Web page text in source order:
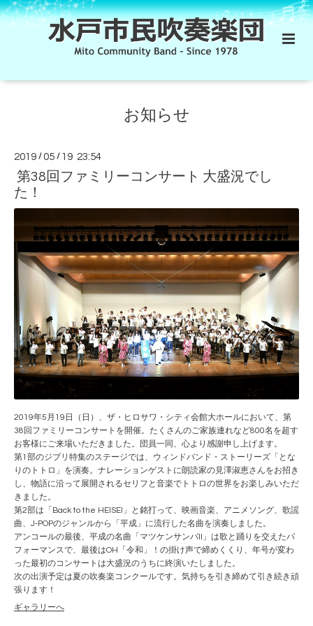
お知らせ
2019 /05 / 19 23:54
第38回ファミリーコンサート 大盛況でし
た！
2019年5月19日（日）、ザ・ヒロサワ・シティ会館大ホールにおいて、第
38回ファミリーコンサートを開催。たくさんのご家族連れなど800名を超す
お客様にご来場いただきました。団員一同、心より感謝申し上げます。
第1部のジブリ特集のステージでは、ウィンドバンド・ストーリーズ「とな
りのトトロ」を演奏。ナレーションゲストに朗読家の見澤淑恵さんをお招き
し、物語に沿って展開されるセリフと音楽でトトロの世界をお楽しみいただ
きました。
第2部は「Back to the HEISEI」と銘打って、映画音楽、アニメソング、歌謡
曲、J-POPのジャンルから「平成」に流行した名曲を演奏しました。
アンコールの最後、平成の名曲「マツケンサンバII」は歌と踊りを交えたパ
フォーマンスで、最後はOH「令和」！の掛け声で締めくくり、年号が変わ
った最初のコンサートは大盛況のうちに終演いたしました。
次の出演予定は夏の吹奏楽コンクールです。気持ちを引き締めて引き続き頑
張ります！
ギャラリーへ